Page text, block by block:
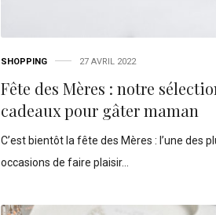
SHOPPING 27 AVRIL 2022
Fête des Mères : notre
cadeaux pour gâter maman
C’est bientôt la fête des Mères : l’une des
occasions de faire plaisir…